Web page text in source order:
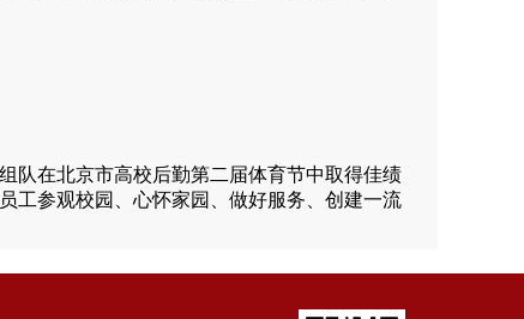
队在北京市高校后勤第二届体育节中取得佳绩
工参观校园、心怀家园、做好服务、创建一流